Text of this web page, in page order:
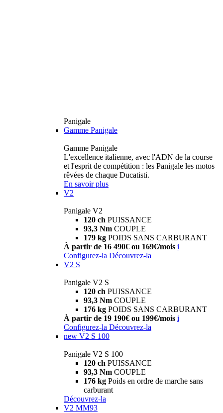
Panigale
Gamme Panigale
Gamme Panigale
L'excellence italienne, avec l'ADN de la course
et l'esprit de compétition : les Panigale les motos
rêvées de chaque Ducatisti.
En savoir plus
V2
Panigale V2
120 ch PUISSANCE
93,3 Nm COUPLE
179 kg POIDS SANS CARBURANT
À partir de 16 490€ ou 169€/mois i
Configurez-la Découvrez-la
V2 S
Panigale V2 S
120 ch PUISSANCE
93,3 Nm COUPLE
176 kg POIDS SANS CARBURANT
À partir de 19 190€ ou 199€/mois i
Configurez-la Découvrez-la
new V2 S 100
Panigale V2 S 100
120 ch PUISSANCE
93,3 Nm COUPLE
176 kg Poids en ordre de marche sans
carburant
Découvrez-la
V2 MM93